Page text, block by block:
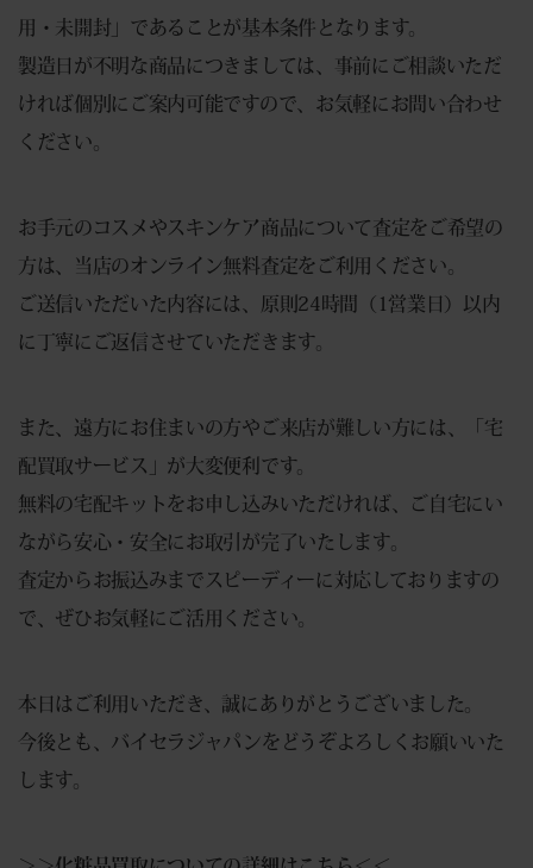
用・未開封」であることが基本条件となります。
製造日が不明な商品につきましては、事前にご相談いただ
ければ個別にご案内可能ですので、お気軽にお問い合わせ
ください。
お手元のコスメやスキンケア商品について査定をご希望の
方は、当店のオンライン無料査定をご利用ください。
ご送信いただいた内容には、原則24時間（1営業日）以内
に丁寧にご返信させていただきます。
また、遠方にお住まいの方やご来店が難しい方には、「宅
配買取サービス」が大変便利です。
無料の宅配キットをお申し込みいただければ、ご自宅にい
ながら安心・安全にお取引が完了いたします。
査定からお振込みまでスピーディーに対応しておりますの
で、ぜひお気軽にご活用ください。
本日はご利用いただき、誠にありがとうございました。
今後とも、バイセラジャパンをどうぞよろしくお願いいた
します。